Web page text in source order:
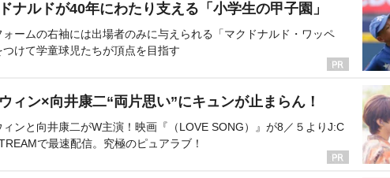
ナルドが40年にわたり支える「小学生の甲子園」
ォームの右袖には出場者のみに与えられる「マクドナルド・ワッペ
つけて学童球児たちが頂点を目指す
ィン×向井康二“両片思い”にキュンが止まらん！
ィンと向井康二がW主演！映画『（LOVE SONG）』が8／５よりJ:C
で最速配信。究極のピュアラブ！